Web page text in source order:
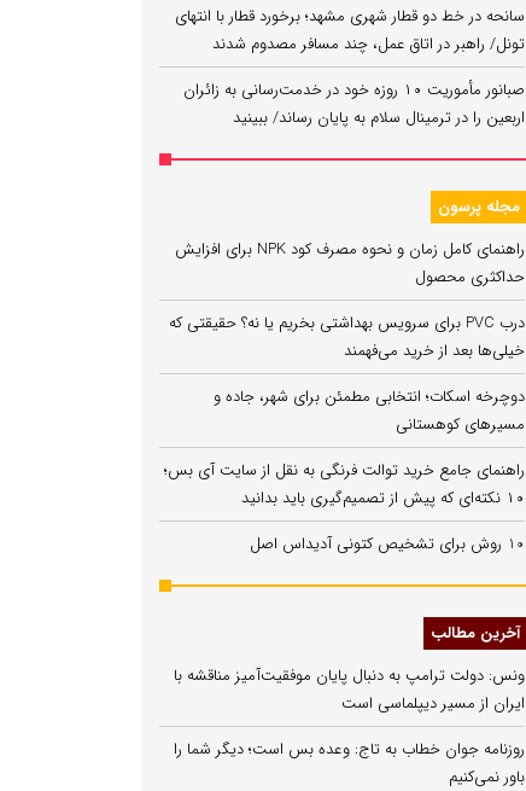
سانحه در خط دو قطار شهری مشهد؛ برخورد قطار با انتهای
تونل/ راهبر در اتاق عمل، چند مسافر مصدوم شدند
صبانور مأموریت ۱۰ روزه خود در خدمت‌رسانی به زائران
اربعین را در ترمینال سلام به پایان رساند/ ببینید
مجله پرسون
راهنمای کامل زمان و نحوه مصرف کود NPK برای افزایش
حداکثری محصول
درب PVC برای سرویس بهداشتی بخریم یا نه؟ حقیقتی که
خیلی‌ها بعد از خرید می‌فهمند
دوچرخه اسکات؛ انتخابی مطمئن برای شهر، جاده و
مسیرهای کوهستانی
راهنمای جامع خرید توالت فرنگی به نقل از سایت آی بس؛
۱۰ نکته‌ای که پیش از تصمیم‌گیری باید بدانید
10 روش برای تشخیص کتونی آدیداس اصل
آخرین مطالب
ونس: دولت ترامپ به دنبال پایان موفقیت‌آمیز مناقشه با
ایران از مسیر دیپلماسی است
روزنامه جوان خطاب به تاج: وعده بس است؛ دیگر شما را
باور نمی‌کنیم